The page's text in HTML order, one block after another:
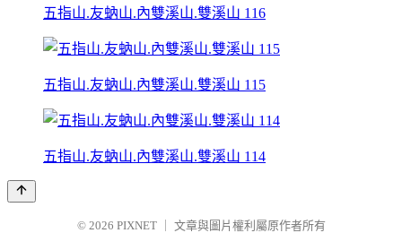
五指山.友蚋山.內雙溪山.雙溪山 116
五指山.友蚋山.內雙溪山.雙溪山 115
五指山.友蚋山.內雙溪山.雙溪山 114
© 2026 PIXNET
文章與圖片權利屬原作者所有